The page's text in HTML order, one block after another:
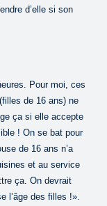
d’elle si son
Pour moi, ces
de 16 ans) ne
ça si elle accepte
! On se bat pour
de 16 ans n’a
et au service
ça. On devrait
l’âge des filles !».